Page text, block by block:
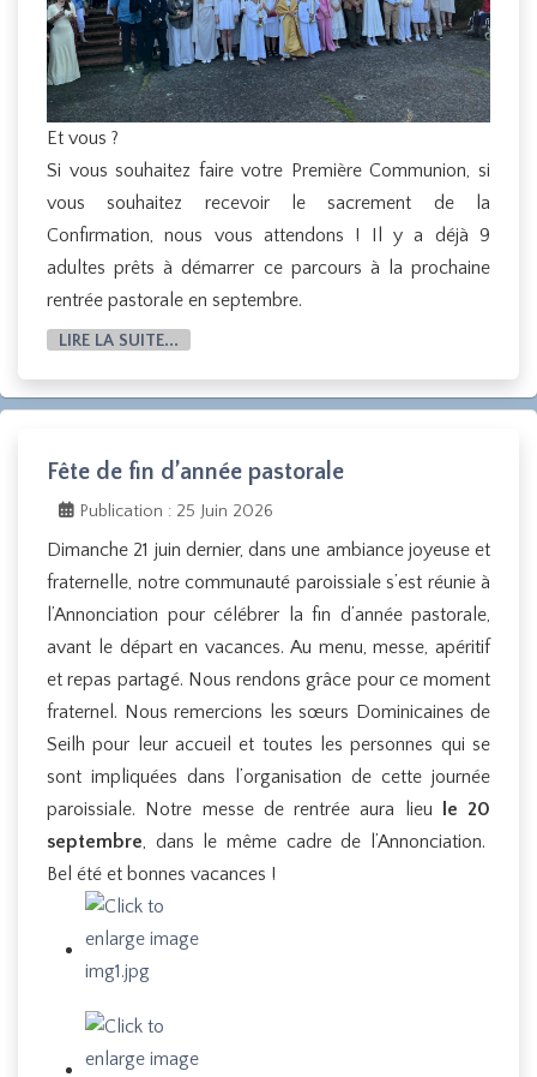
Et vous ?
Si vous souhaitez faire votre Première Communion, si
vous souhaitez recevoir le sacrement de la
Confirmation, nous vous attendons ! Il y a déjà 9
adultes prêts à démarrer ce parcours à la prochaine
rentrée pastorale en septembre.
LIRE LA SUITE...
Fête de fin d’année pastorale
Publication : 25 Juin 2026
Dimanche 21 juin dernier, dans une ambiance joyeuse et
fraternelle, notre communauté paroissiale s’est réunie à
l’Annonciation pour célébrer la fin d’année pastorale,
avant le départ en vacances. Au menu, messe, apéritif
et repas partagé. Nous rendons grâce pour ce moment
fraternel. Nous remercions les sœurs Dominicaines de
Seilh pour leur accueil et toutes les personnes qui se
sont impliquées dans l’organisation de cette journée
paroissiale. Notre messe de rentrée aura lieu
le 20
septembre, dans le même cadre de l’Annonciation.
Bel été et bonnes vacances !